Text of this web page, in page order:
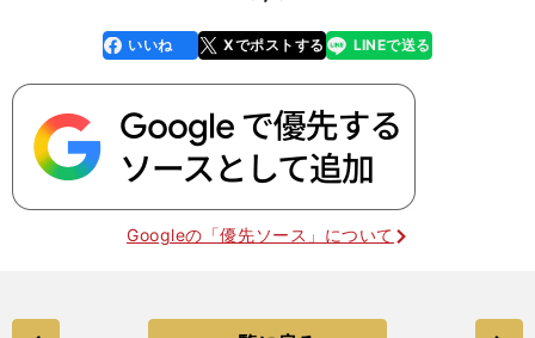
faceboo
k
いいね Xでポストする
line LINEで送る
Googleの「優先ソース」について